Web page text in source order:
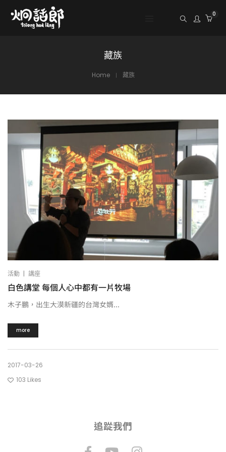
0
藏族
Home 藏族
活動 | 講座
白色講堂 每個人心中都有一片牧場
木子鵬，出生大漠新疆的台灣女婿...
more
2017-03-26
103 Likes
追踨我們